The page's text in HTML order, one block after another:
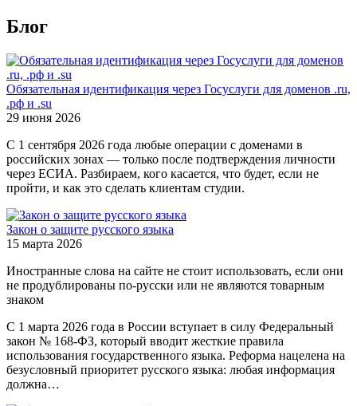
Блог
Обязательная идентификация через Госуслуги для доменов .ru,
.рф и .su
29 июня 2026
С 1 сентября 2026 года любые операции с доменами в
российских зонах — только после подтверждения личности
через ЕСИА. Разбираем, кого касается, что будет, если не
пройти, и как это сделать клиентам студии.
Закон о защите русского языка
15 марта 2026
Иностранные слова на сайте не стоит использовать, если они
не продублированы по-русски или не являются товарным
знаком
С 1 марта 2026 года в России вступает в силу Федеральный
закон № 168-ФЗ, который вводит жесткие правила
использования государственного языка. Реформа нацелена на
безусловный приоритет русского языка: любая информация
должна…